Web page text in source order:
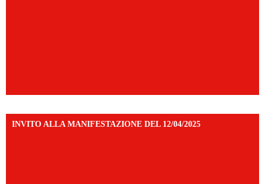
INVITO ALLA MANIFESTAZIONE DEL 12/04/2025